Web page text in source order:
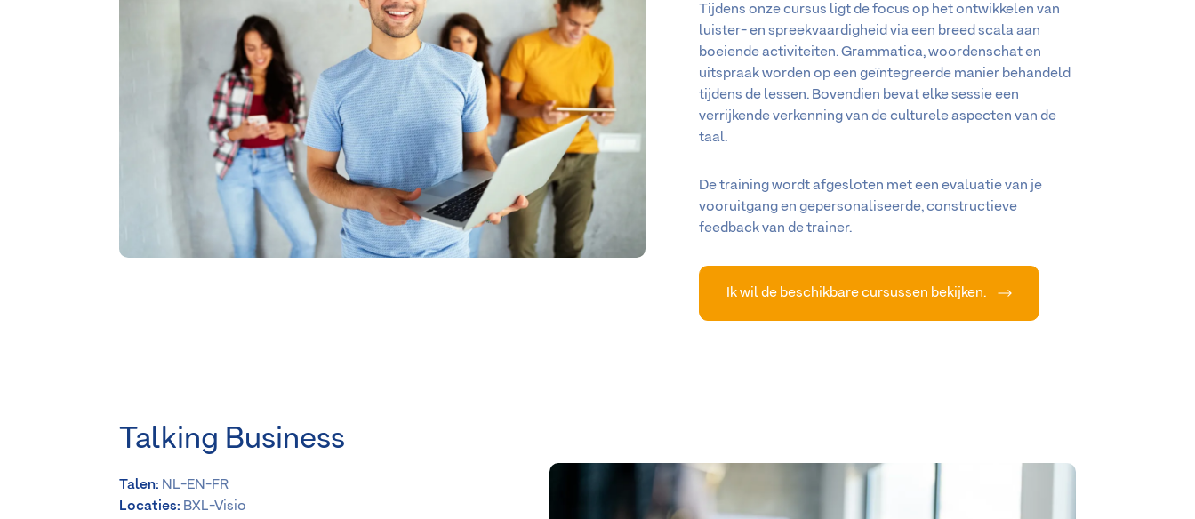
Tijdens onze cursus ligt de focus op het ontwikkelen van
luister- en spreekvaardigheid via een breed scala aan
boeiende activiteiten. Grammatica, woordenschat en
uitspraak worden op een geïntegreerde manier behandeld
tijdens de lessen. Bovendien bevat elke sessie een
verrijkende verkenning van de culturele aspecten van de
taal.
De training wordt afgesloten met een evaluatie van je
vooruitgang en gepersonaliseerde, constructieve
feedback van de trainer.
Ik wil de beschikbare cursussen bekijken.
Talking Business
Talen: NL-EN-FR
Locaties: BXL-Visio